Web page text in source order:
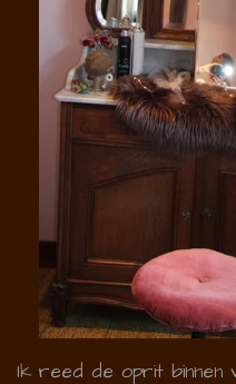
Ik reed de oprit